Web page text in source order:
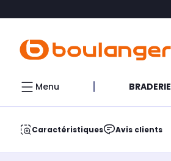
Menu BRADERIE
Caractéristiques Avis clients